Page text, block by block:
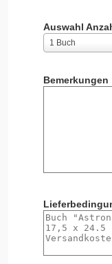
Auswahl
1 Buch
Bemerkungen